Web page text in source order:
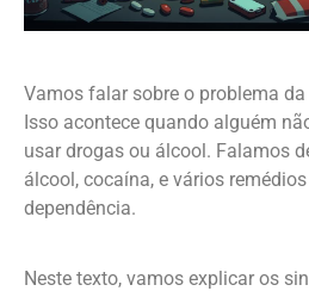
Vamos falar sobre o problema da
Isso acontece quando alguém
usar drogas ou álcool. Falamos
álcool, cocaína, e vários
dependência.
Neste texto, vamos explicar os